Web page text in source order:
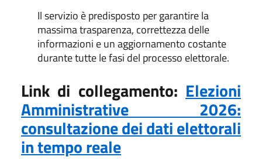
Il servizio è predisposto per garantire la
massima trasparenza, correttezza delle
informazioni e un aggiornamento costante
durante tutte le fasi del processo elettorale.
Link di collegamento: Elezioni
Amministrative 2026:
consultazione dei dati elettorali
in tempo reale